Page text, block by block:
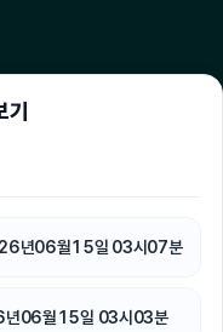
수원형사변호사
년06월15일 03시07분
년06월15일 03시03분